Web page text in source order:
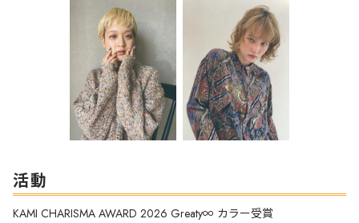
活動
KAMI CHARISMA AWARD 2026 Greaty∞ カラー受賞